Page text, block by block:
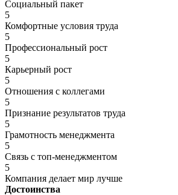
Социальный пакет
5
Комфортные условия труда
5
Профессиональный рост
5
Карьерный рост
5
Отношения с коллегами
5
Признание результатов труда
5
Грамотность менеджмента
5
Связь с топ-менеджментом
5
Компания делает мир лучше
Достоинства